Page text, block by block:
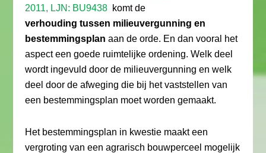
2011, LJN: BU9438 komt de
verhouding tussen milieuvergunning en
bestemmingsplan aan de orde. En dan vooral het
aspect een goede ruimtelijke ordening. Welk deel
wordt ingevuld door de milieuvergunning en welk
deel door de afweging die bij het vaststellen van
een bestemmingsplan moet worden gemaakt.
Het bestemmingsplan in kwestie maakt een
vergroting van een agrarisch bouwperceel mogelijk